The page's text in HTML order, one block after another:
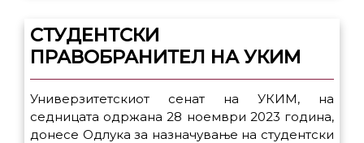
СТУДЕНТСКИ
ПРАВОБРАНИТЕЛ НА УКИМ
Универзитетскиот сенат на УКИМ, на
седницата одржана 28 ноември 2023 година,
донесе Одлука за назначување на студентски